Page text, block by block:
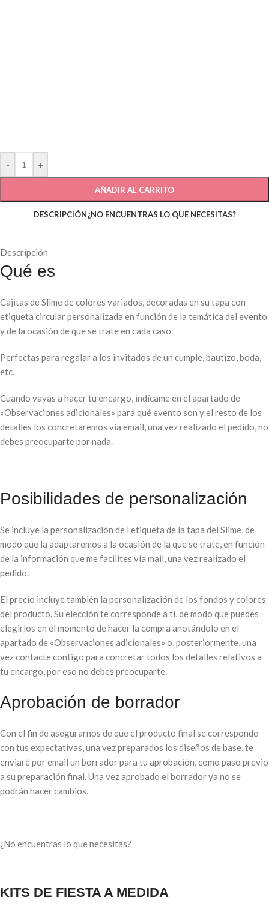
- +
AÑADIR AL CARRITO
DESCRIPCIÓN¿NO ENCUENTRAS LO QUE NECESITAS?
Descripción
Qué es
Cajitas de Slime de colores variados, decoradas en su tapa con
etiqueta circular personalizada en función de la temática del evento
y de la ocasión de que se trate en cada caso.
Perfectas para regalar a los invitados de un cumple, bautizo, boda,
etc.
Cuando vayas a hacer tu encargo, indícame en el apartado de
«Observaciones adicionales» para qué evento son y el resto de los
detalles los concretaremos vía email, una vez realizado el pedido, no
debes preocuparte por nada.
Posibilidades de personalización
Se incluye la personalización de l etiqueta de la tapa del Slime, de
modo que la adaptaremos a la ocasión de la que se trate, en función
de la información que me facilites vía mail, una vez realizado el
pedido.
El precio incluye también la personalización de los fondos y colores
del producto. Su elección te corresponde a ti, de modo que puedes
elegirlos en el momento de hacer la compra anotándolo en el
apartado de «Observaciones adicionales» o, posteriormente, una
vez contacte contigo para concretar todos los detalles relativos a
tu encargo, por eso no debes preocuparte.
Aprobación de borrador
Con el fin de asegurarnos de que el producto final se corresponde
con tus expectativas, una vez preparados los diseños de base, te
enviaré por email un borrador para tu aprobación, como paso previo
a su preparación final. Una vez aprobado el borrador ya no se
podrán hacer cambios.
¿No encuentras lo que necesitas?
KITS DE FIESTA A MEDIDA